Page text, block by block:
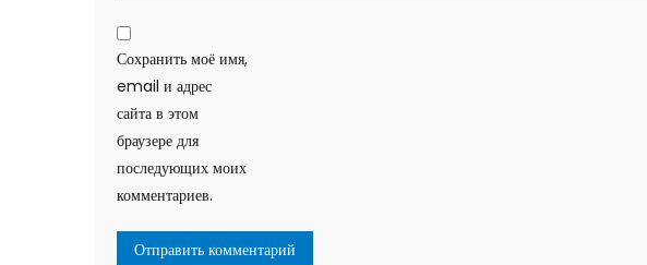
Сохранить моё имя,
email и адрес
сайта в этом
браузере для
последующих моих
комментариев.